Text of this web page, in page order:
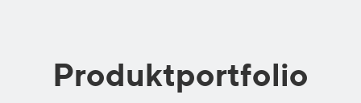
Produktportfolio